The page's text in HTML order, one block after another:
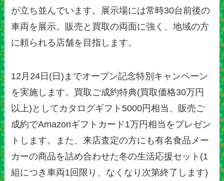
が立ち並んでいます。展示場には常時30台前後の
車両を展示。販売と買取の両面に強く、地域の方
に頼られる店舗を目指します。
12月24日(日)までオープン記念特別キャンペーン
を実施します。買取ご成約特典(買取価格30万円
以上)としてカタログギフト5000円相当、販売ご
成約でAmazonギフトカード1万円相当をプレゼン
トします。また、来店査定の方にも有名食品メー
カーの商品を詰め合わせた冬の生活応援セット(1
組につき車両1回限り、なくなり次第終了します)